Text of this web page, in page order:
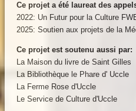
Ce projet a été laureat des
2022: Un Futur pour la Culture
2025: Soutien aux projets de la
Ce projet est soutenu aussi par:
La Maison du livre de Saint Gilles
La Bibliothèque le Phare d' Uccle
La Ferme Rose d'Uccle
Le Service de Culture d'Uccle